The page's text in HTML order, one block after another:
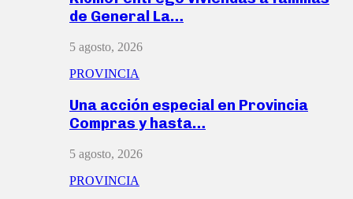
de General La…
5 agosto, 2026
PROVINCIA
Una acción especial en Provincia
Compras y hasta…
5 agosto, 2026
PROVINCIA